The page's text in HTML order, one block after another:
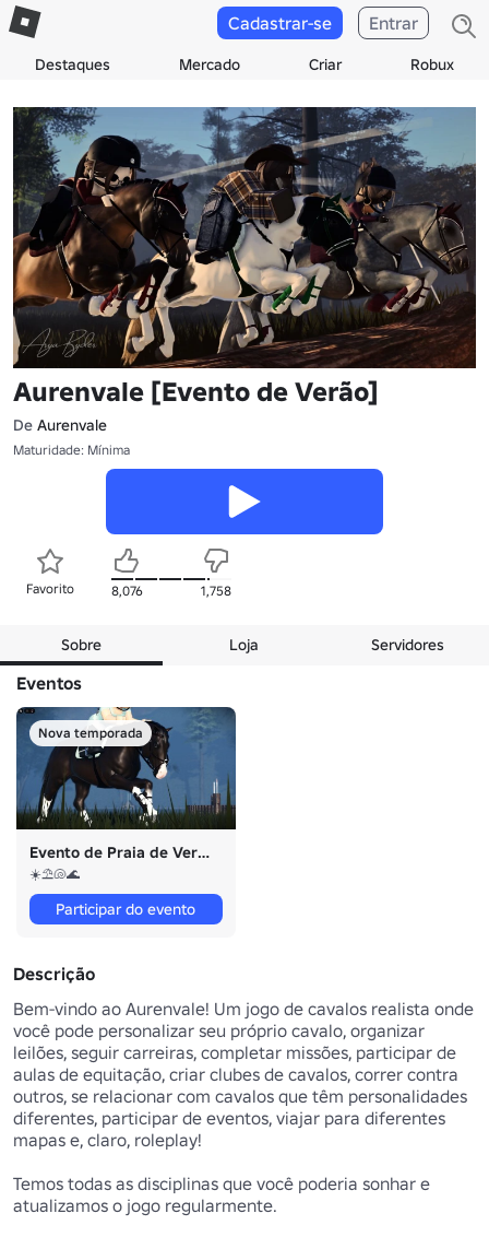
Destaques Mercado Criar Robux
Cadastrar-se Entrar
Aurenvale [Evento de Verão]
De Aurenvale
Maturidade: Mínima
Favorito 8,076 1,758
Sobre Loja Servidores
Eventos
Nova temporada
Evento de Praia de Verão
☀️⛱️🐚🌊
Participar do evento
Descrição
Bem-vindo ao Aurenvale! Um jogo de cavalos realista onde
você pode personalizar seu próprio cavalo, organizar
leilões, seguir carreiras, completar missões, participar de
aulas de equitação, criar clubes de cavalos, correr contra
outros, se relacionar com cavalos que têm personalidades
diferentes, participar de eventos, viajar para diferentes
mapas e, claro, roleplay!
Temos todas as disciplinas que você poderia sonhar e
atualizamos o jogo regularmente.